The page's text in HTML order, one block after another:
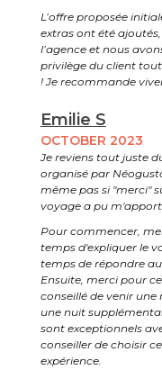
L’offre proposée
extras ont été
l’agence et nous
privilège du client
! Je recommande
Emilie S
OCTOBER 2023
Je reviens tout juste
organisé par
même pas si "merci"
voyage a pu
Pour commencer,
temps d'expliquer le
temps de répondre
Ensuite, merci pour
conseillé de venir une
une nuit
sont exceptionnels
conseiller de choisir
expérience.